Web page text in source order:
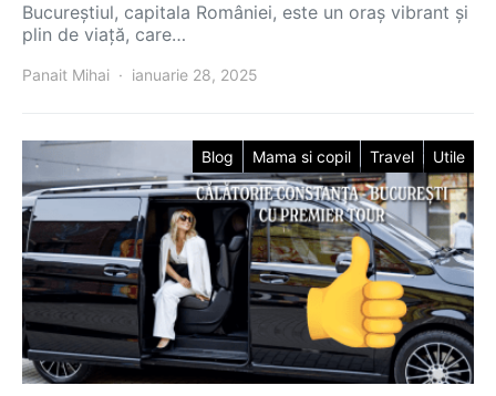
Bucureștiul, capitala României, este un oraș vibrant și
plin de viață, care…
Panait Mihai ianuarie 28, 2025
Blog Mama si copil Travel Utile